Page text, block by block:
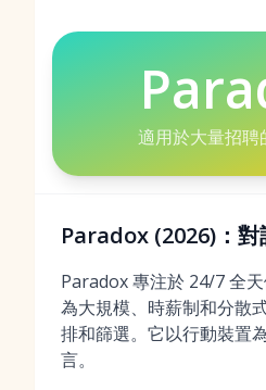
適用於大量招聘
Paradox (2026)：對
Paradox 專注於 24/7 全
為大規模、時薪制和分散
排和篩選。它以行動裝置
言。